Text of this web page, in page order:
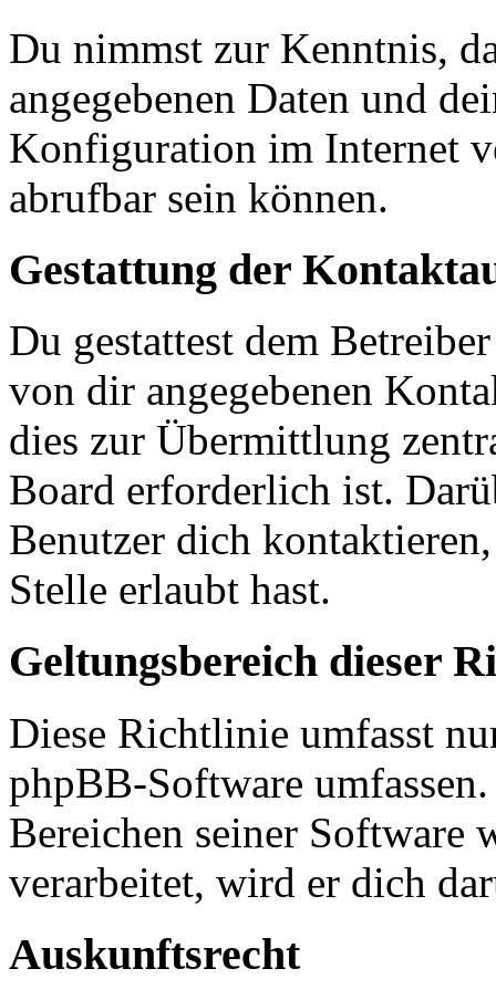
Du nimmst zur Kenntnis,
angegebenen Daten und
Konfiguration im Internet
abrufbar sein können.
Gestattung der
Du gestattest dem
von dir angegebenen
dies zur Übermittlung
Board erforderlich ist.
Benutzer dich
Stelle erlaubt hast.
Geltungsbereich dieser
Diese Richtlinie umfasst
phpBB-Software
Bereichen seiner Software
verarbeitet, wird er dich
Auskunftsrecht